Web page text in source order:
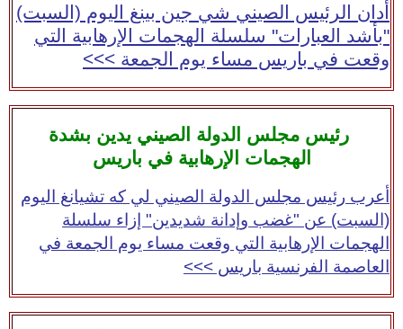
أدان الرئيس الصيني شي جين بينغ اليوم (السبت)
"بأشد العبارات" سلسلة الهجمات الإرهابية التي
وقعت في باريس مساء يوم الجمعة >>>
رئيس مجلس الدولة الصيني يدين بشدة
الهجمات الإرهابية في باريس
أعرب رئيس مجلس الدولة الصيني لي كه تشيانغ اليوم
(السبت) عن "غضب وإدانة شديدين" إزاء سلسلة
الهجمات الإرهابية التي وقعت مساء يوم الجمعة في
العاصمة الفرنسية باريس >>>